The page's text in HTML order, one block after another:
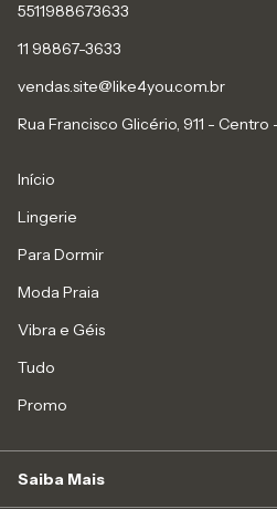
5511988673633
11 98867-3633
vendas.site@like4you.com.br
Rua Francisco Glicério, 911 - Centro
Início
Lingerie
Para Dormir
Moda Praia
Vibra e Géis
Tudo
Promo
Saiba Mais